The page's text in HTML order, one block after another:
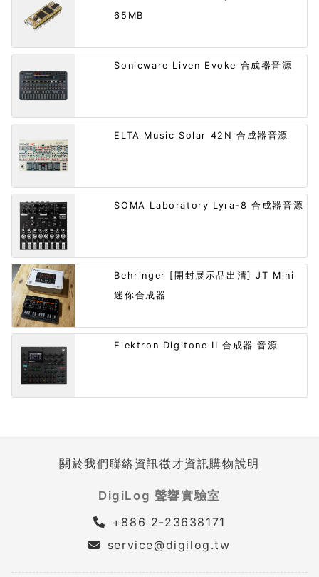
65MB
Sonicware Liven Evoke 合成器音源
ELTA Music Solar 42N 合成器音源
SOMA Laboratory Lyra-8 合成器音源
Behringer [開封展示品出清] JT Mini
迷你合成器
Elektron Digitone II 合成器 音源
關於我們聯絡資訊徵才資訊購物說明
DigiLog 聲響實驗室
+886 2-23638171
service@digilog.tw